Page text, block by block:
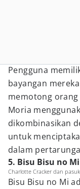
Pengguna
bayangan
memotong orang
Moria
dikombinasikan
untuk
dalam
5. Bisu Bisu no Mi
Charlotte Cracker dan
Bisu Bisu no Mi